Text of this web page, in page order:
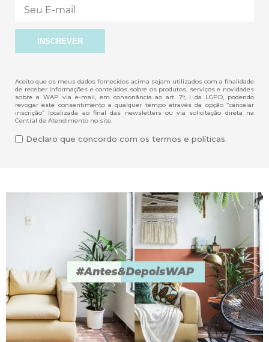
Aceito que os meus dados fornecidos acima sejam utilizados com a finalidade
de receber informações e conteúdos sobre os produtos, serviços e novidades
sobre a WAP via e-mail, em consonância ao art. 7°, I da LGPD, podendo
revogar este consentimento a qualquer tempo através da opção “cancelar
inscrição” localizada ao final das newsletters ou via solicitação direta na
Central de Atendimento no site.
Declaro que concordo com os termos e políticas.